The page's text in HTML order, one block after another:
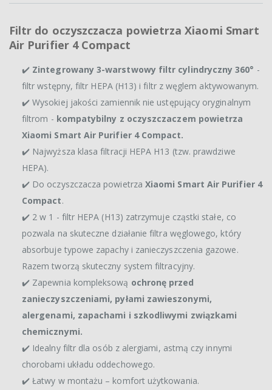
Filtr do oczyszczacza powietrza Xiaomi Smart
Air Purifier 4 Compact
✔️ Zintegrowany 3-warstwowy filtr cylindryczny 360° -
filtr wstępny, filtr HEPA (H13) i filtr z węglem aktywowanym.
✔️ Wysokiej jakości zamiennik nie ustępujący oryginalnym
filtrom - kompatybilny z oczyszczaczem powietrza
Xiaomi Smart Air Purifier 4 Compact.
✔️ Najwyższa klasa filtracji HEPA H13 (tzw. prawdziwe
HEPA).
✔️ Do oczyszczacza powietrza Xiaomi Smart Air Purifier 4
Compact.
✔️ 2 w 1 - filtr HEPA (H13) zatrzymuje cząstki stałe, co
pozwala na skuteczne działanie filtra węglowego, który
absorbuje typowe zapachy i zanieczyszczenia gazowe.
Razem tworzą skuteczny system filtracyjny.
✔️ Zapewnia kompleksową ochronę przed
zanieczyszczeniami, pyłami zawieszonymi,
alergenami, zapachami i szkodliwymi związkami
chemicznymi.
✔️ Idealny filtr dla osób z alergiami, astmą czy innymi
chorobami układu oddechowego.
✔️ Łatwy w montażu – komfort użytkowania.